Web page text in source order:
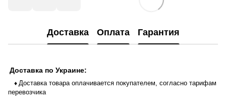
Доставка Оплата Гарантия
Доставка по Украине:
♦ Доставка товара оплачивается покупателем, согласно тарифам
перевозчика